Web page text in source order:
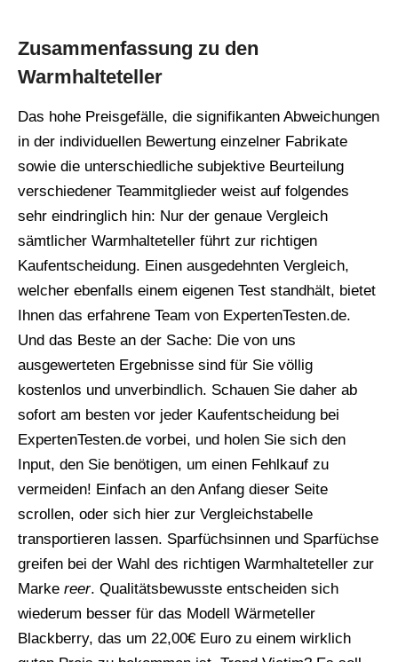
Zusammenfassung zu den
Warmhalteteller
Das hohe Preisgefälle, die signifikanten Abweichungen
in der individuellen Bewertung einzelner Fabrikate
sowie die unterschiedliche subjektive Beurteilung
verschiedener Teammitglieder weist auf folgendes
sehr eindringlich hin: Nur der genaue Vergleich
sämtlicher Warmhalteteller führt zur richtigen
Kaufentscheidung. Einen ausgedehnten Vergleich,
welcher ebenfalls einem eigenen Test standhält, bietet
Ihnen das erfahrene Team von ExpertenTesten.de.
Und das Beste an der Sache: Die von uns
ausgewerteten Ergebnisse sind für Sie völlig
kostenlos und unverbindlich. Schauen Sie daher ab
sofort am besten vor jeder Kaufentscheidung bei
ExpertenTesten.de vorbei, und holen Sie sich den
Input, den Sie benötigen, um einen Fehlkauf zu
vermeiden! Einfach an den Anfang dieser Seite
scrollen, oder sich hier zur Vergleichstabelle
transportieren lassen. Sparfüchsinnen und Sparfüchse
greifen bei der Wahl des richtigen Warmhalteteller zur
Marke reer. Qualitätsbewusste entscheiden sich
wiederum besser für das Modell Wärmeteller
Blackberry, das um 22,00€ Euro zu einem wirklich